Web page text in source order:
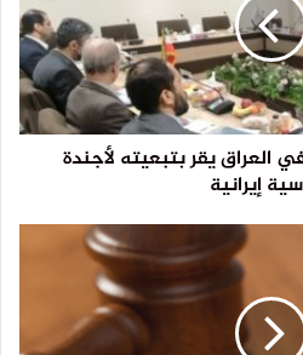
العراق يقر بتبعيته لأجندة
إيرانية